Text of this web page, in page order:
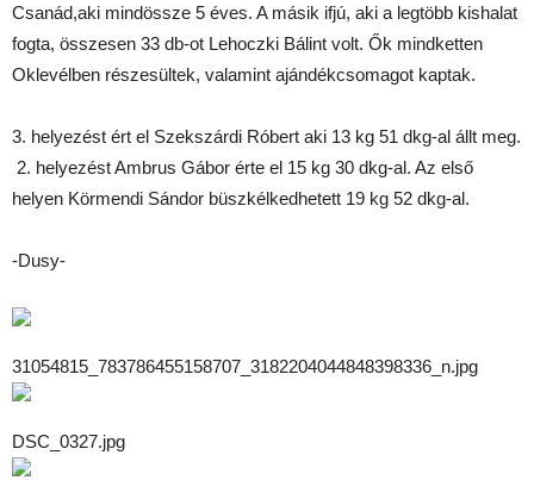
Csanád,aki mindössze 5 éves. A másik ifjú, aki a legtöbb kishalat
fogta, összesen 33 db-ot Lehoczki Bálint volt. Ők mindketten
Oklevélben részesültek, valamint ajándékcsomagot kaptak.
3. helyezést ért el Szekszárdi Róbert aki 13 kg 51 dkg-al állt meg.
2. helyezést Ambrus Gábor érte el 15 kg 30 dkg-al. Az első
helyen Körmendi Sándor büszkélkedhetett 19 kg 52 dkg-al.
-Dusy-
31054815_783786455158707_3182204044848398336_n.jpg
DSC_0327.jpg